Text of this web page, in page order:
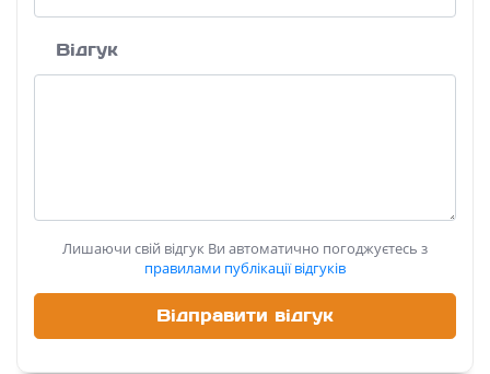
Відгук
Лишаючи свій відгук Ви автоматично погоджуєтесь з
правилами публікації відгуків